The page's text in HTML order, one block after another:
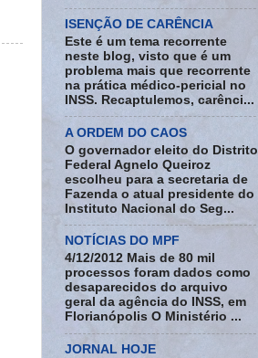
ISENÇÃO DE CARÊNCIA
Este é um tema recorrente
neste blog, visto que é um
problema mais que recorrente
na prática médico-pericial no
INSS. Recaptulemos, carênci...
A ORDEM DO CAOS
O governador eleito do Distrito
Federal Agnelo Queiroz
escolheu para a secretaria de
Fazenda o atual presidente do
Instituto Nacional do Seg...
NOTÍCIAS DO MPF
4/12/2012 Mais de 80 mil
processos foram dados como
desaparecidos do arquivo
geral da agência do INSS, em
Florianópolis O Ministério ...
JORNAL HOJE